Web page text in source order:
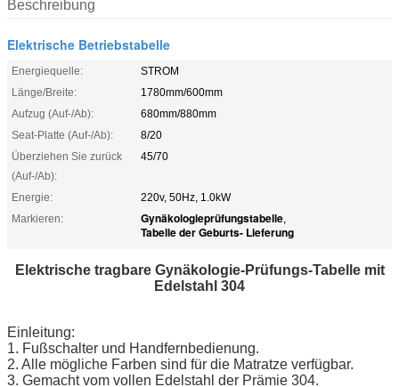
Beschreibung
Elektrische Betriebstabelle
Energiequelle:
STROM
Länge/Breite:
1780mm/600mm
Aufzug (Auf-/Ab):
680mm/880mm
Seat-Platte (Auf-/Ab):
8/20
Überziehen Sie zurück
(Auf-/Ab):
45/70
Energie:
220v, 50Hz, 1.0kW
Markieren:
Gynäkologieprüfungstabelle,
Tabelle der Geburts- Lieferung
Elektrische tragbare Gynäkologie-Prüfungs-Tabelle mit
Edelstahl 304
Einleitung:
1. Fußschalter und Handfernbedienung.
2. Alle mögliche Farben sind für die Matratze verfügbar.
3. Gemacht vom vollen Edelstahl der Prämie 304.